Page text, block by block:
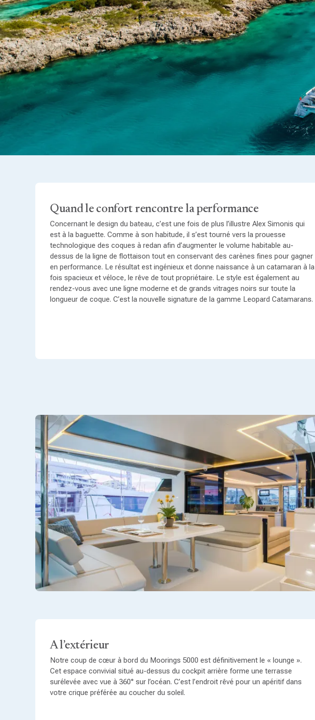
Quand le confort rencontre la performance
Concernant le design du bateau, c’est une fois de plus l’illustre Alex Simonis qui
est à la baguette. Comme à son habitude, il s’est tourné vers la prouesse
technologique des coques à redan afin d’augmenter le volume habitable au-
dessus de la ligne de flottaison tout en conservant des carènes fines pour gagner
en performance. Le résultat est ingénieux et donne naissance à un catamaran à la
fois spacieux et véloce, le rêve de tout propriétaire. Le style est également au
rendez-vous avec une ligne moderne et de grands vitrages noirs sur toute la
longueur de coque. C’est la nouvelle signature de la gamme Leopard Catamarans.
A l’extérieur
Notre coup de cœur à bord du Moorings 5000 est définitivement le « lounge ».
Cet espace convivial situé au-dessus du cockpit arrière forme une terrasse
surélevée avec vue à 360° sur l’océan. C’est l’endroit rêvé pour un apéritif dans
votre crique préférée au coucher du soleil.